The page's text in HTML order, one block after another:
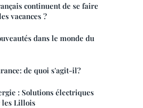
continuent de se faire
vacances ?
dans le monde du
de quoi s'agit-il?
: Solutions électriques
les Lillois